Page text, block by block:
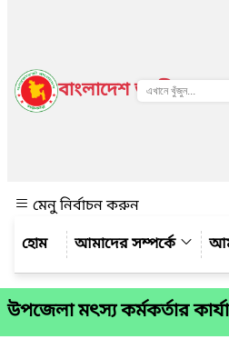
বাংলাদেশ জাতীয় তথ্য
মেনু নির্বাচন করুন
আমাদের সম্পর্কে
উপজেলা মৎস্য কর্মকর্তার